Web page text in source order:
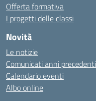
Offerta formativa
I progetti delle classi
Novità
Le notizie
Comunicati anni precedenti
Calendario eventi
Albo online